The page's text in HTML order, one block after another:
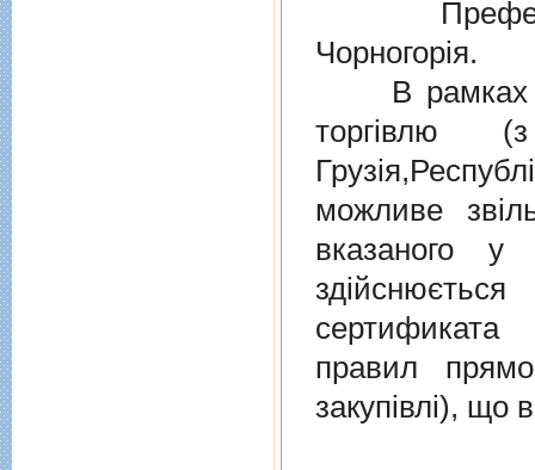
Чорногорія.
В рамках
торгiвлю
можливе
вказаного у
правил
закупівлі), що